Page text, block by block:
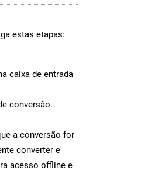
estas etapas:
caixa de entrada
conversão.
a conversão for
converter e
acesso offline e